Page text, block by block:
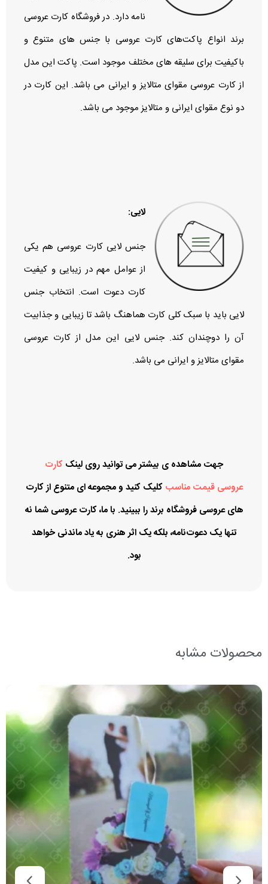
نامه دارد. در فروشگاه کارت عروسی
برند انواع پاکت‌های کارت عروسی با جنس‌ های متنوع و
باکیفیت برای سلیقه‌ های مختلف موجود است. پاکت این مدل
از کارت عروسی مقوای متالایز و ایرانی می باشد. این کارت در
دو نوع مقوای ایرانی و متالایز موجود می باشد.
لایی:
جنس لایی کارت عروسی هم یکی
از عوامل مهم در زیبایی و کیفیت
کارت دعوت است. انتخاب جنس
لایی باید با سبک کلی کارت هماهنگ باشد تا زیبایی و جذابیت
آن را دوچندان کند. جنس لایی این مدل از کارت عروسی
مقوای متالایز و ایرانی می باشد.
جهت مشاهده ی بیشتر می توانید روی لینک کارت
عروسی قیمت مناسب کلیک کنید و مجموعه ای متنوع از کارت
های عروسی فروشگاه برند را ببینید. با ما، کارت عروسی شما نه
تنها یک دعوت‌نامه، بلکه یک اثر هنری به یاد ماندنی خواهد
بود.
محصولات مشابه